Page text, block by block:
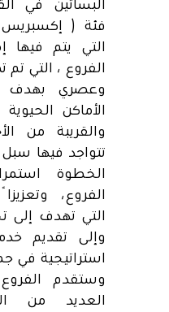
فئة ( إكسبريس
التي يتم فيها
الفروع ، التي
وعصري بهدف
الأماكن
والقريبة من
تتواجد فيها
الخطوة
الفروع،
التي تهدف إلى
وإلى تقديم
استراتيجية في
وستقدم
العديد من